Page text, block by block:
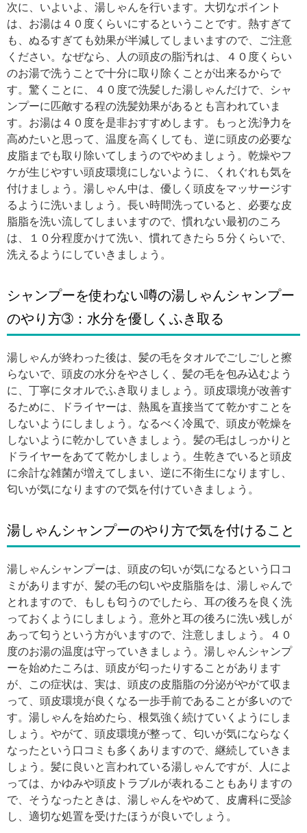
次に、いよいよ、湯しゃんを行います。大切なポイント
は、お湯は４０度くらいにするということです。熱すぎて
も、ぬるすぎても効果が半減してしまいますので、ご注意
ください。なぜなら、人の頭皮の脂汚れは、４０度くらい
のお湯で洗うことで十分に取り除くことが出来るからで
す。驚くことに、４０度で洗髪した湯しゃんだけで、シャ
ンプーに匹敵する程の洗髪効果があるとも言われていま
す。お湯は４０度を是非おすすめします。もっと洗浄力を
高めたいと思って、温度を高くしても、逆に頭皮の必要な
皮脂までも取り除いてしまうのでやめましょう。乾燥やフ
ケが生じやすい頭皮環境にしないように、くれぐれも気を
付けましょう。湯しゃん中は、優しく頭皮をマッサージす
るように洗いましょう。長い時間洗っていると、必要な皮
脂脂を洗い流してしまいますので、慣れない最初のころ
は、１０分程度かけて洗い、慣れてきたら５分くらいで、
洗えるようにしていきましょう。
シャンプーを使わない噂の湯しゃんシャンプー
のやり方➂：水分を優しくふき取る
湯しゃんが終わった後は、髪の毛をタオルでごしごしと擦
らないで、頭皮の水分をやさしく、髪の毛を包み込むよう
に、丁寧にタオルでふき取りましょう。頭皮環境が改善す
るために、ドライヤーは、熱風を直接当てて乾かすことを
しないようにしましょう。なるべく冷風で、頭皮が乾燥を
しないように乾かしていきましょう。髪の毛はしっかりと
ドライヤーをあてて乾かしましょう。生乾きでいると頭皮
に余計な雑菌が増えてしまい、逆に不衛生になりますし、
匂いが気になりますので気を付けていきましょう。
湯しゃんシャンプーのやり方で気を付けること
湯しゃんシャンプーは、頭皮の匂いが気になるという口コ
ミがありますが、髪の毛の匂いや皮脂脂をは、湯しゃんで
とれますので、もしも匂うのでしたら、耳の後ろを良く洗
っておくようにしましょう。意外と耳の後ろに洗い残しが
あって匂うという方がいますので、注意しましょう。４０
度のお湯の温度は守っていきましょう。湯しゃんシャンプ
ーを始めたころは、頭皮が匂ったりすることがあります
が、この症状は、実は、頭皮の皮脂脂の分泌がやがて収ま
って、頭皮環境が良くなる一歩手前であることが多いので
す。湯しゃんを始めたら、根気強く続けていくようにしま
しょう。やがて、頭皮環境が整って、匂いが気にならなく
なったという口コミも多くありますので、継続していきま
しょう。髪に良いと言われている湯しゃんですが、人によ
っては、かゆみや頭皮トラブルが表れることもありますの
で、そうなったときは、湯しゃんをやめて、皮膚科に受診
し、適切な処置を受けたほうが良いでしょう。